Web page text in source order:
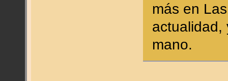
más en
actualidad,
mano.